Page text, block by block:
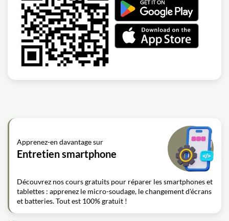
Apprenez-en davantage sur
Entretien smartphone
Découvrez nos cours gratuits pour réparer les smartphones et
tablettes : apprenez le micro-soudage, le changement d'écrans
et batteries. Tout est 100% gratuit !